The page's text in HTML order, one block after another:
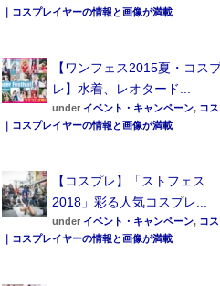
｜コスプレイヤーの情報と画像が満載
【ワンフェス2015夏・コス
レ】水着、レオタード...
under イベント・キャンペーン, コ
｜コスプレイヤーの情報と画像が満載
【コスプレ】「ストフェス
2018」彩る人気コスプレ...
under イベント・キャンペーン, コ
｜コスプレイヤーの情報と画像が満載